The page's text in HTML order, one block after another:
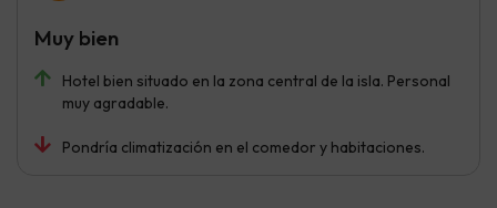
Hotel bien situado en la zona central de la isla. Personal
muy agradable.
Pondría climatización en el comedor y habitaciones.
Muy bien